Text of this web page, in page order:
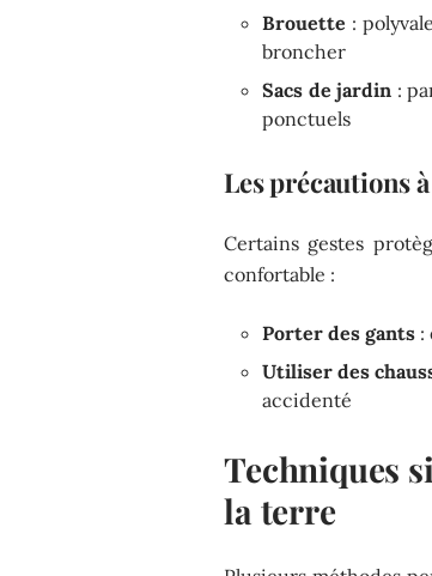
Brouette :
broncher
Sacs de jardin :
ponctuels
Les précautions
Certains gestes
confortable :
Porter des gants :
Utiliser des
accidenté
Techniques
la terre